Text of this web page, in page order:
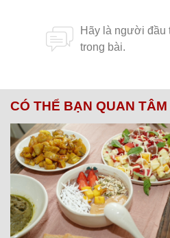
CÓ THỂ BẠN QUAN TÂM